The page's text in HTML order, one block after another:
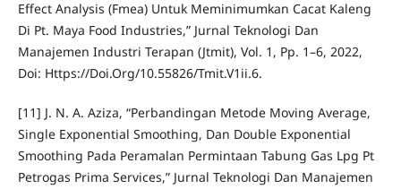
Effect Analysis (Fmea) Untuk Meminimumkan Cacat Kaleng
Di Pt. Maya Food Industries,” Jurnal Teknologi Dan
Manajemen Industri Terapan (Jtmit), Vol. 1, Pp. 1–6, 2022,
Doi: Https://Doi.Org/10.55826/Tmit.V1ii.6.
[11] J. N. A. Aziza, “Perbandingan Metode Moving Average,
Single Exponential Smoothing, Dan Double Exponential
Smoothing Pada Peramalan Permintaan Tabung Gas Lpg Pt
Petrogas Prima Services,” Jurnal Teknologi Dan Manajemen